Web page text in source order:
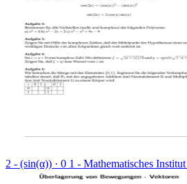
2 - (sin(α)) · 0 1 - Mathematisches